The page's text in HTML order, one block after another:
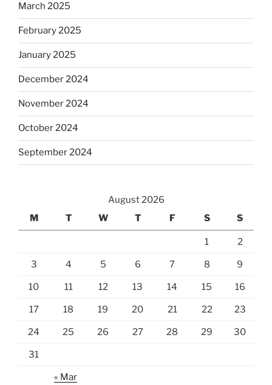
March 2025
February 2025
January 2025
December 2024
November 2024
October 2024
September 2024
August 2026
M
T W T F S S
1 2
3 4 5 6 7 8 9
10 11 12 13 14 15 16
17 18 19 20 21 22 23
24 25 26 27 28 29 30
31
« Mar